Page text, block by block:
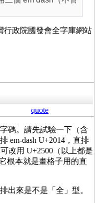
行政院國發會全字庫網站
quote
碼。請先試驗一下（含
em-dash U+2014，直排
改用 U+2500（以上都是
根本就是畫格子用的直
出來是不是「全」型。